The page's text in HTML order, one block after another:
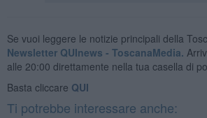
Se vuoi leggere le notizie principali della
Newsletter QUInews - ToscanaMedia.
alle 20:00 direttamente nella tua casella di
Basta cliccare QUI
Ti potrebbe interessare anche: